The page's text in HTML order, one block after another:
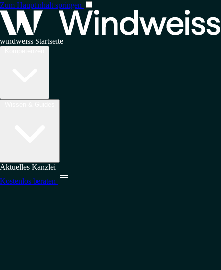
Zum Hauptinhalt springen
windweiss Startseite
Aktuelles Kanzlei
Kostenlos beraten 